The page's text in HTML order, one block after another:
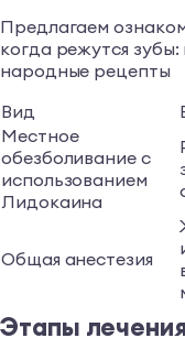
Предлагаем
когда режутся
народные рецепты
Вид
Местное
обезболивание с
использованием
Лидокаина
Общая анестезия
Этапы